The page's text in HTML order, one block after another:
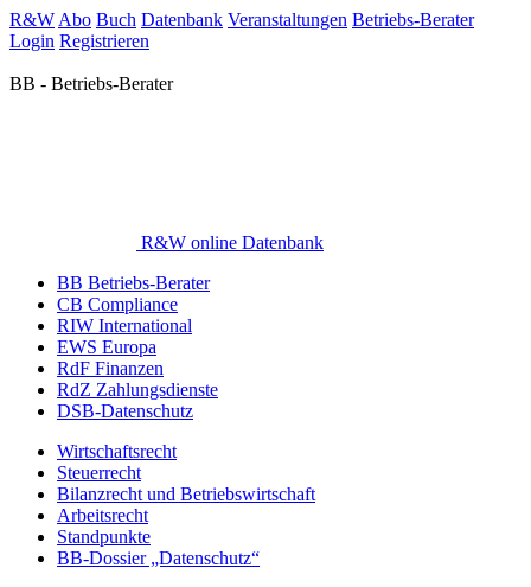
R&W Abo Buch Datenbank Veranstaltungen Betriebs-Berater
Login Registrieren
BB - Betriebs-Berater
R&W online Datenbank
BB Betriebs-Berater
CB Compliance
RIW International
EWS Europa
RdF Finanzen
RdZ Zahlungsdienste
DSB-Datenschutz
Wirtschaftsrecht
Steuerrecht
Bilanzrecht und Betriebswirtschaft
Arbeitsrecht
Standpunkte
BB-Dossier „Datenschutz“